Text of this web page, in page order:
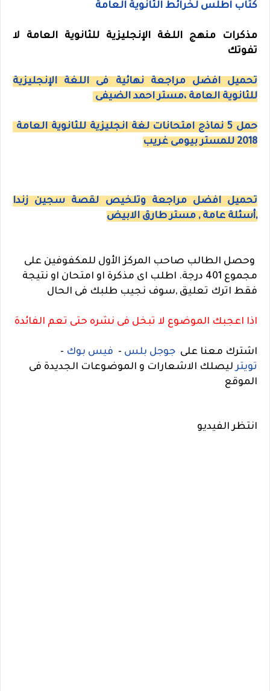
كتاب اطلس لخرائط الثانوية العامة
مذكرات منهج اللغة الإنجليزية للثانوية العامة لا
تفوتك
تحميل افضل مراجعة نهائية فى اللغة الإنجليزية
للثانوية العامة ،مستر احمد الضيفى
حمل 5 نماذج امتحانات لغة انجليزية للثانوية العامة
2018 للمستر بيومى غريب
تحميل افضل مراجعة وتلخيص لقصة سجين زندا
,أسئلة عامة , مستر طارق الابيض
وحصل الطالب صاحب المركز الأول للمكفوفين على
مجموع 401 درجة. اطلب اى مذكرة او امتحان او نتيجة
فقط اترك تعليق ,سوف نجيب طلبك فى الحال
اذا اعجبك الموضوع لا تبخل فى نشره حتى تعم الفائدة
اشترك معنا على جوجل بلس - فيس بوك -
تويترليصلك الاشعارات و الموضوعات الجديدة فى
الموقع
انتظر الفيديو